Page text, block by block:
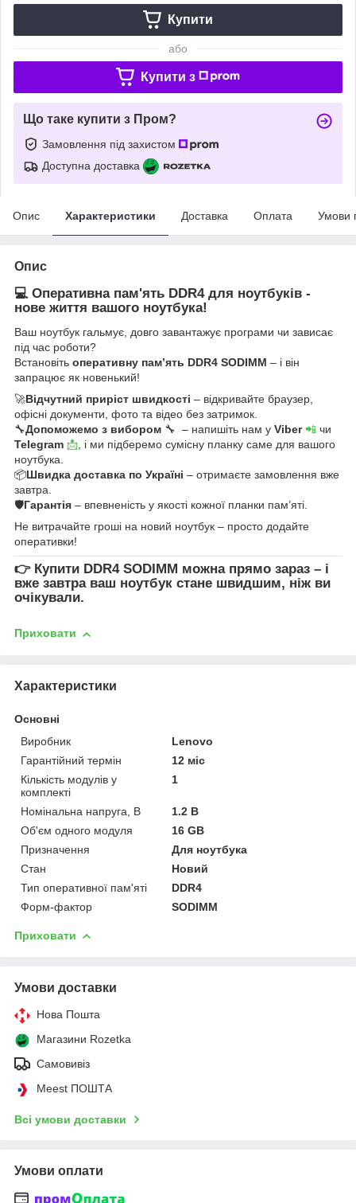
Купити
або
Купити з
Що таке купити з Пром?
Замовлення під захистом
Доступна доставка
Опис Характеристики Доставка Оплата Умови
Опис
💻 Оперативна пам'ять DDR4 для ноутбуків -
нове життя вашого ноутбука!
Ваш ноутбук гальмує, довго завантажує програми чи зависає
під час роботи?
Встановіть оперативну пам’ять DDR4 SODIMM – і він
запрацює як новенький!
🚀Відчутний приріст швидкості – відкривайте браузер,
офісні документи, фото та відео без затримок.
🔧Допоможемо з вибором 🔧 – напишіть нам у Viber📲 чи
Telegram 📩 , і ми підберемо сумісну планку саме для вашого
ноутбука.
📦Швидка доставка по Україні – отримаєте замовлення вже
завтра.
🛡Гарантія – впевненість у якості кожної планки пам’яті.
Не витрачайте гроші на новий ноутбук – просто додайте
оперативки!
👉 Купити DDR4 SODIMM можна прямо зараз – і
вже завтра ваш ноутбук стане швидшим, ніж ви
очікували.
Приховати
Характеристики
Основні
Виробник
Lenovo
Гарантійний термін
12 міс
Кількість модулів у
комплекті
1
Номінальна напруга, В
1.2 В
Об'єм одного модуля
16 GB
Призначення
Для ноутбука
Стан
Новий
Тип оперативної пам'яті
DDR4
Форм-фактор
SODIMM
Приховати
Умови доставки
Нова Пошта
Магазини Rozetka
Самовивіз
Meest ПОШТА
Всі умови доставки
Умови оплати